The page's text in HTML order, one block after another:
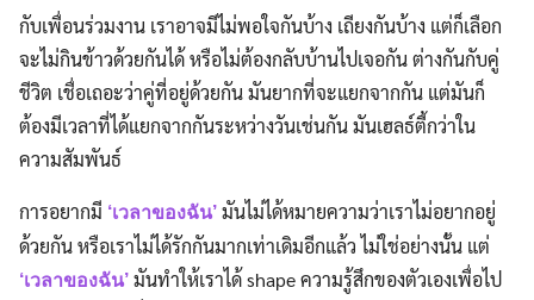
กับเพื่อนร่วมงาน เราอาจมีไม่พอใจกันบ้าง เถียงกันบ้าง แต่ก็เลือก
จะไม่กินข้าวด้วยกันได้ หรือไม่ต้องกลับบ้านไปเจอกัน ต่างกันกับคู่
ชีวิต เชื่อเถอะว่าคู่ที่อยู่ด้วยกัน มันยากที่จะแยกจากกัน แต่มันก็
ต้องมีเวลาที่ได้แยกจากกันระหว่างวันเช่นกัน มันเฮลธ์ตี้กว่าใน
ความสัมพันธ์
การอยากมี ‘เวลาของฉัน’ มันไม่ได้หมายความว่าเราไม่อยากอยู่
ด้วยกัน หรือเราไม่ได้รักกันมากเท่าเดิมอีกแล้ว ไม่ใช่อย่างนั้น แต่
‘เวลาของฉัน’ มันทำให้เราได้ shape ความรู้สึกของตัวเองเพื่อไป